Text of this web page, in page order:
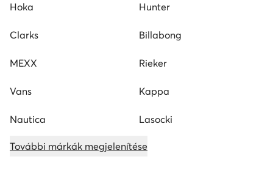
Hoka Hunter
Clarks Billabong
MEXX Rieker
Vans Kappa
Nautica Lasocki
További márkák megjelenítése